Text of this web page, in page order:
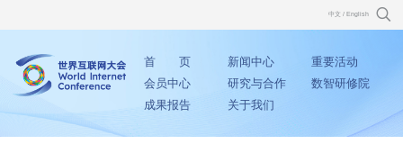
中文 / English
首 页 新闻中心
重要活动
会员中心
研究与合作
数智研修院
成果报告
关于我们